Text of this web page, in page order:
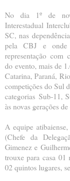
No dia 1º de
Interestadual
SC, nas
pela CBJ e
representação com
do evento, mais de
Catarina, Paraná,
competições do Sul
categorias Sub-11,
às novas gerações
A equipe
(Chefe da
Gimenez e
trouxe para casa 01
02 quintos lugares,